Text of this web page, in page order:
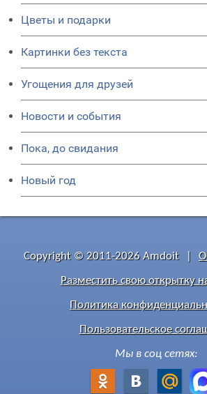
Цветы и подарки
Картинки без текста
Угощения для друзей
Новости и события
Пока, до свидания
Новый год
Copyright © 2011-2026 Amdoit
Разместить свою открытку
Политика
Пользовательское
Мы в соц сетях: